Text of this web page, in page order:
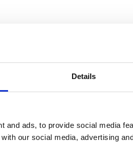
Details
and ads, to provide social media
our social media, advertising